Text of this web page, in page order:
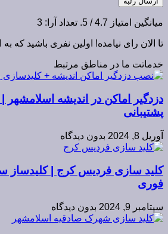
میانگین امتیاز 4.7/ 5. تعداد آرا: 3
تا الان رای نیامده! اولین نفری باشید که
خدماتت ما در مناطق مرتبط
دزدگیر اماکن در اندیشه
پشتیبانی
آوریل 8, 2024 بدون دیدگاه
کلید سازی فردیس کرج | کلیدساز
فوری
سپتامبر 9, 2024 بدون دیدگاه